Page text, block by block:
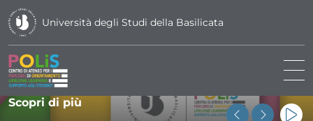
Università degli Studi della Basilicata
Orientamento e Placement
Scopri di più